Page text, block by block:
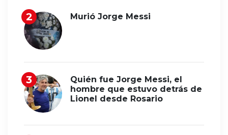
Murió Jorge Messi
Quién fue Jorge Messi, el
hombre que estuvo detrás de
Lionel desde Rosario